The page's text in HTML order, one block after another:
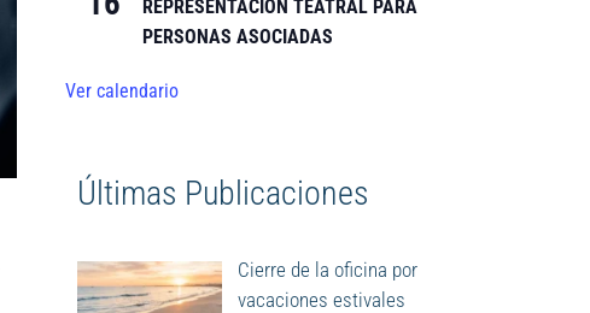
REPRESENTACIÓN TEATRAL PARA
PERSONAS ASOCIADAS
Ver calendario
Últimas Publicaciones
Cierre de la oficina por
vacaciones estivales